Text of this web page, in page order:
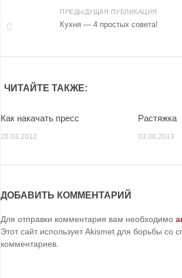
ПРЕДЫДУЩАЯ ПУБЛИКАЦИЯ
Кухня — 4 простых совета!
ЧИТАЙТЕ ТАКЖЕ:
Как накачать пресс
26.03.2012
Растяжка
03.06.2013
ДОБАВИТЬ КОММЕНТАРИЙ
Для отправки комментария вам необходимо
Этот сайт использует Akismet для борьбы
комментариев.